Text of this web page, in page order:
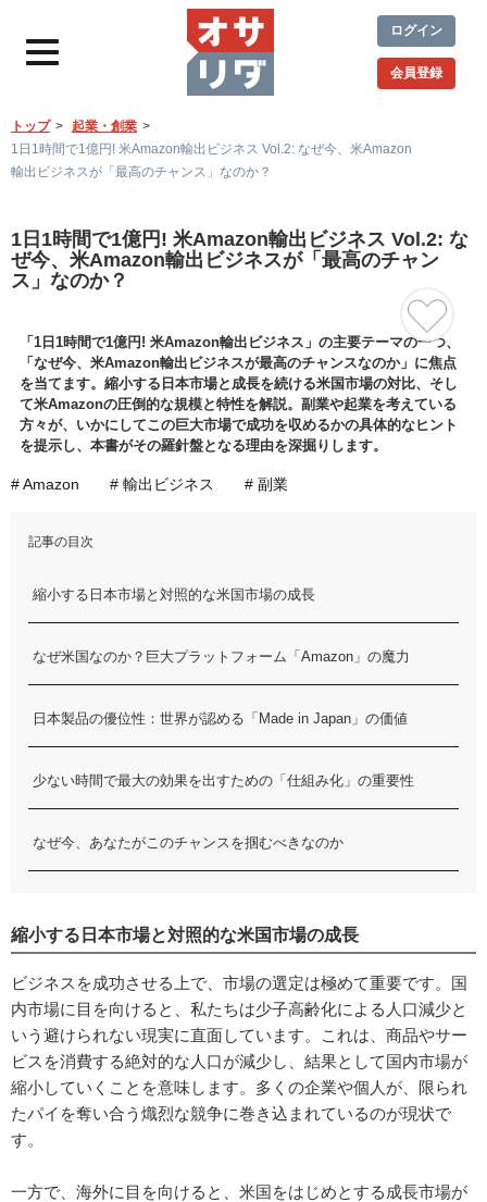
ログイン
会員登録
トップ
起業・創業
1日1時間で1億円! 米Amazon輸出ビジネス Vol.2: なぜ今、米Amazon
輸出ビジネスが「最高のチャンス」なのか？
1日1時間で1億円! 米Amazon輸出ビジネス Vol.2: な
ぜ今、米Amazon輸出ビジネスが「最高のチャン
ス」なのか？
「1日1時間で1億円! 米Amazon輸出ビジネス」の主要テーマの一つ、
「なぜ今、米Amazon輸出ビジネスが最高のチャンスなのか」に焦点
を当てます。縮小する日本市場と成長を続ける米国市場の対比、そし
て米Amazonの圧倒的な規模と特性を解説。副業や起業を考えている
方々が、いかにしてこの巨大市場で成功を収めるかの具体的なヒント
を提示し、本書がその羅針盤となる理由を深掘りします。
# Amazon # 輸出ビジネス # 副業
記事の目次
縮小する日本市場と対照的な米国市場の成長
なぜ米国なのか？巨大プラットフォーム「Amazon」の魔力
日本製品の優位性：世界が認める「Made in Japan」の価値
少ない時間で最大の効果を出すための「仕組み化」の重要性
なぜ今、あなたがこのチャンスを掴むべきなのか
縮小する日本市場と対照的な米国市場の成長
ビジネスを成功させる上で、市場の選定は極めて重要です。国
内市場に目を向けると、私たちは少子高齢化による人口減少と
いう避けられない現実に直面しています。これは、商品やサー
ビスを消費する絶対的な人口が減少し、結果として国内市場が
縮小していくことを意味します。多くの企業や個人が、限られ
たパイを奪い合う熾烈な競争に巻き込まれているのが現状で
す。
一方で、海外に目を向けると、米国をはじめとする成長市場が